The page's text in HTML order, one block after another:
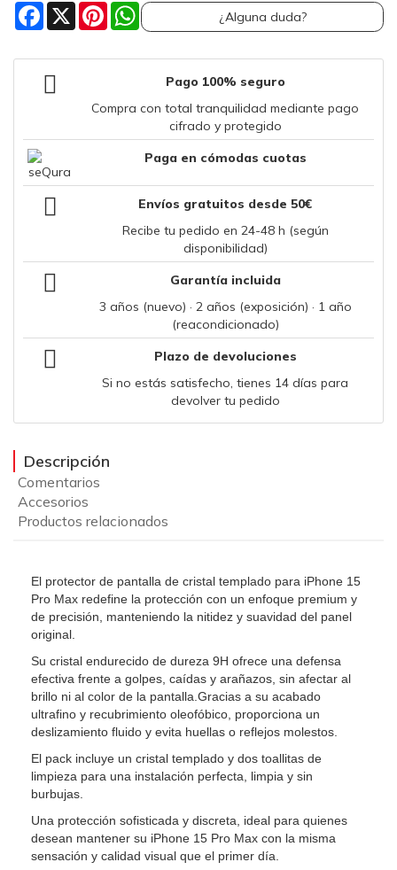
Facebook
X PinterestWhatsApp ¿Alguna duda?
Pago 100% seguro
Compra con total tranquilidad mediante pago
cifrado y protegido
Paga en cómodas cuotas
Envíos gratuitos desde 50€
Recibe tu pedido en 24-48 h (según
disponibilidad)
Garantía incluida
3 años (nuevo) · 2 años (exposición) · 1 año
(reacondicionado)
Plazo de devoluciones
Si no estás satisfecho, tienes 14 días para
devolver tu pedido
Descripción
Comentarios
Accesorios
Productos relacionados
El protector de pantalla de cristal templado para iPhone 15
Pro Max redefine la protección con un enfoque premium y
de precisión, manteniendo la nitidez y suavidad del panel
original.
Su cristal endurecido de dureza 9H ofrece una defensa
efectiva frente a golpes, caídas y arañazos, sin afectar al
brillo ni al color de la pantalla.Gracias a su acabado
ultrafino y recubrimiento oleofóbico, proporciona un
deslizamiento fluido y evita huellas o reflejos molestos.
El pack incluye un cristal templado y dos toallitas de
limpieza para una instalación perfecta, limpia y sin
burbujas.
Una protección sofisticada y discreta, ideal para quienes
desean mantener su iPhone 15 Pro Max con la misma
sensación y calidad visual que el primer día.